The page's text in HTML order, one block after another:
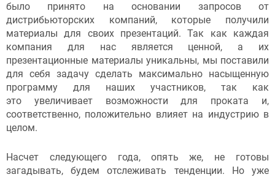
было принято на основании запросов от
дистрибьюторских компаний, которые получили
материалы для своих презентаций. Так как каждая
компания для нас является ценной, а их
презентационные материалы уникальны, мы поставили
для себя задачу сделать максимально насыщенную
программу для наших участников, так как
это увеличивает возможности для проката и,
соответственно, положительно влияет на индустрию в
целом.
Насчет следующего года, опять же, не готовы
загадывать, будем отслеживать тенденции. Но уже